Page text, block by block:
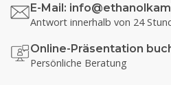
E-Mail:
Antwort innerhalb von 24
Online-Präsentation
Persönliche Beratung